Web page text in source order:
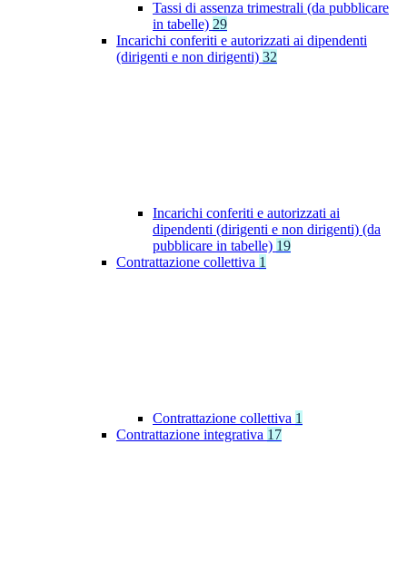
Tassi di assenza trimestrali (da pubblicare
in tabelle) 29
Incarichi conferiti e autorizzati ai dipendenti
(dirigenti e non dirigenti) 32
Incarichi conferiti e autorizzati ai
dipendenti (dirigenti e non dirigenti) (da
pubblicare in tabelle) 19
Contrattazione collettiva 1
Contrattazione collettiva 1
Contrattazione integrativa 17